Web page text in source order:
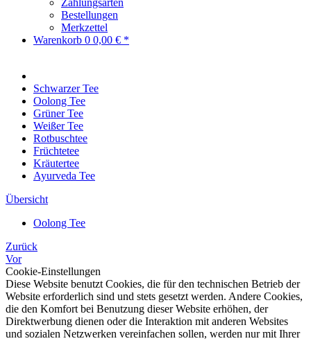
Zahlungsarten
Bestellungen
Merkzettel
Warenkorb 0 0,00 € *
Schwarzer Tee
Oolong Tee
Grüner Tee
Weißer Tee
Rotbuschtee
Früchtetee
Kräutertee
Ayurveda Tee
Übersicht
Oolong Tee
Zurück
Vor
Cookie-Einstellungen
Diese Website benutzt Cookies, die für den technischen Betrieb der
Website erforderlich sind und stets gesetzt werden. Andere Cookies,
die den Komfort bei Benutzung dieser Website erhöhen, der
Direktwerbung dienen oder die Interaktion mit anderen Websites
und sozialen Netzwerken vereinfachen sollen, werden nur mit Ihrer